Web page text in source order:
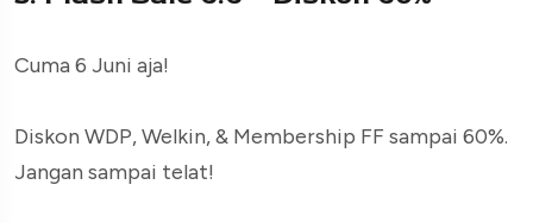
Cuma 6 Juni aja!
Diskon WDP, Welkin, & Membership FF sampai 60%.
Jangan sampai telat!